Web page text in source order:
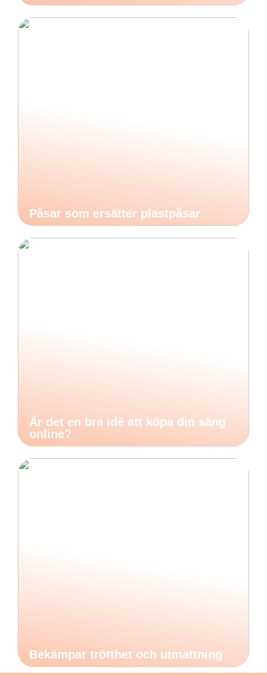
Påsar som ersätter plastpåsar
Är det en bra idé att köpa din säng
online?
Bekämpar trötthet och utmattning